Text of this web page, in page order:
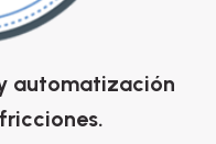
automatización